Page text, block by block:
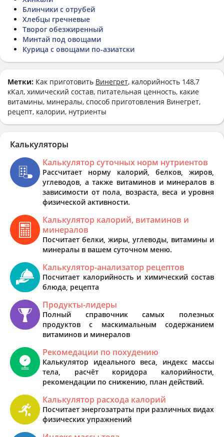
Блинчики с отрубей
Хлебцы гречневые
Творог обезжиренный
Минтай под овощами
Курица с овощами по-азиатски
Метки: Как приготовить Винегрет, калорийность 148,7
кКал, химический состав, питательная ценность, какие
витамины, минералы, способ приготовления Винегрет,
рецепт, калории, нутриенты
Калькуляторы
Калькулятор суточных норм нутриентов
Рассчитает норму калорий, белков, жиров,
углеводов, а также витаминов и минералов в
зависимости от пола, возраста, веса и уровня
физической активности.
Калькулятор калорий, витаминов и
минералов
Посчитает белки, жиры, углеводы, витамины и
минералы в вашем суточном меню.
Калькулятор-анализатор рецептов
Посчитает калорийность и химический состав
блюда, рецепта
Продукты-лидеры
Полный справочник самых полезных
продуктов с маскимальным содержанием
витаминов и минералов
Рекомедации по похудению
Калькулятор идеального веса, индекс массы
тела, расчёт коридора калорийности,
рекомендации по снижению, план действий.
Калькулятор расхода калорий
Посчитает энергозатраты при различных видах
физических упражнений